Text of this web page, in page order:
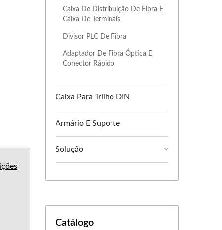
Caixa De Distribuição De Fibra E
Caixa De Terminais
Divisor PLC De Fibra
Adaptador De Fibra Óptica E
Conector Rápido
Caixa Para Trilho DIN
Armário E Suporte
Solução
Catálogo